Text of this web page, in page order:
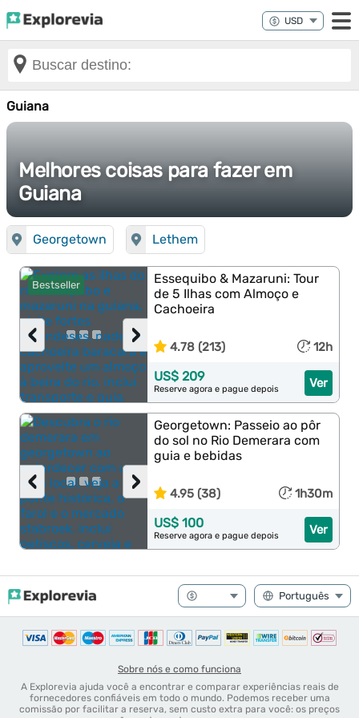
Guiana
Melhores coisas para fazer em
Guiana
Georgetown Lethem
Bestseller
›
‹
Essequibo & Mazaruni: Tour
de 5 Ilhas com Almoço e
Cachoeira
4.78 (213) 12h
Ver
US$ 209
Reserve agora e pague depois
›
‹
Georgetown: Passeio ao pôr
do sol no Rio Demerara com
guia e bebidas
4.95 (38) 1h30m
Ver
US$ 100
Reserve agora e pague depois
Sobre nós e como funciona
A Explorevia ajuda você a encontrar e comparar experiências reais de
fornecedores confiáveis em todo o mundo. Podemos receber uma
comissão por facilitar a reserva, sem custo extra para você: os preços